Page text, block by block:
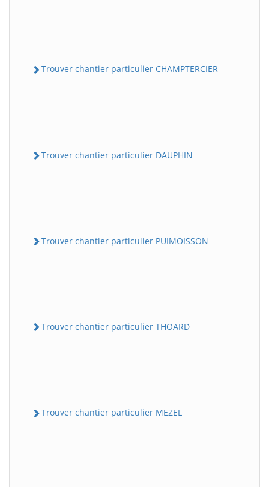
Trouver chantier particulier CHAMPTERCIER
Trouver chantier particulier DAUPHIN
Trouver chantier particulier PUIMOISSON
Trouver chantier particulier THOARD
Trouver chantier particulier MEZEL